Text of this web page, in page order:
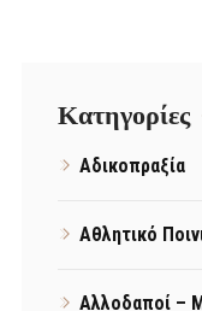
Kατηγορίες
Αδικοπραξία
Αθλητικό
Αλλοδαποί –